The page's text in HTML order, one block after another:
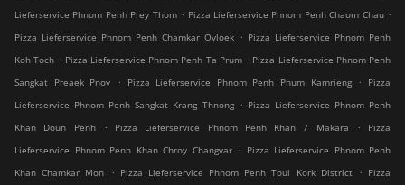
Lieferservice Phnom Penh Prey Thom . Pizza Lieferservice Phnom Penh Chaom Chau .
Pizza Lieferservice Phnom Penh Chamkar Ovloek . Pizza Lieferservice Phnom Penh
Koh Toch . Pizza Lieferservice Phnom Penh Ta Prum . Pizza Lieferservice Phnom Penh
Sangkat Preaek Pnov
. Pizza Lieferservice Phnom Penh Phum Kamrieng .
Pizza
Lieferservice Phnom Penh Sangkat Krang Thnong
. Pizza Lieferservice Phnom Penh
Khan Doun Penh
. Pizza Lieferservice Phnom Penh Khan 7 Makara .
Pizza
Lieferservice Phnom Penh Khan Chroy Changvar
. Pizza Lieferservice Phnom Penh
Khan Chamkar Mon
. Pizza Lieferservice Phnom Penh Toul Kork District . Pizza